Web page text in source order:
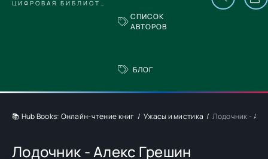
ЦИФРОВАЯ БИБЛИОТЕКА
СПИСОК
АВТОРОВ
БЛОГ
📚 Hub Books: Онлайн-чтение книг Ужасы и мистика Лодочник -
Лодочник - Алекс Грешин